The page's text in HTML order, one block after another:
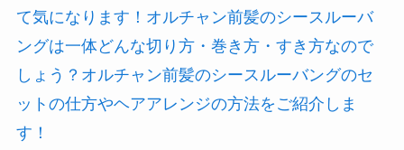
て気になります！オルチャン前髪のシースルーバ
ングは一体どんな切り方・巻き方・すき方なので
しょう？オルチャン前髪のシースルーバングのセ
ットの仕方やヘアアレンジの方法をご紹介しま
す！